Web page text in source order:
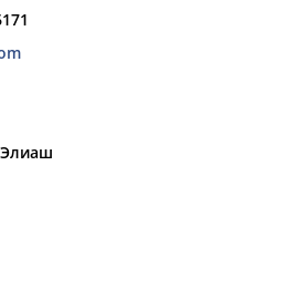
или обнаружили